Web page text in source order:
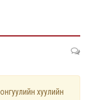
хуулийн